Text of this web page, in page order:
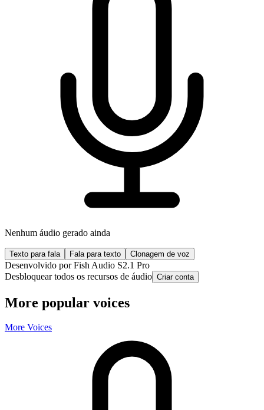
Nenhum áudio gerado ainda
Texto para fala Fala para texto Clonagem de voz
Desenvolvido por Fish Audio S2.1 Pro
Desbloquear todos os recursos de áudio Criar conta
More popular voices
More Voices